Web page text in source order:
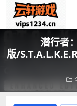
潜行者
版/